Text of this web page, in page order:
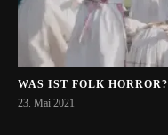
WAS IST FOLK HORROR?
23. Mai 2021